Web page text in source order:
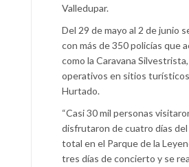
Valledupar.
Del 29 de mayo al 2 de junio
con más de 350 policías que
como la Caravana
operativos en sitios
Hurtado.
“Casi 30 mil personas
disfrutaron de cuatro días
total en el Parque de la
tres días de concierto y se